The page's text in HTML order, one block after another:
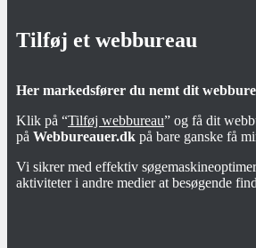
Tilføj et webbureau
Her markedsfører du nemt dit
Klik på “Tilføj webbureau” og få dit
på Webbureauer.dk på bare ganske få
Vi sikrer med effektiv
aktiviteter i andre medier at besøgende